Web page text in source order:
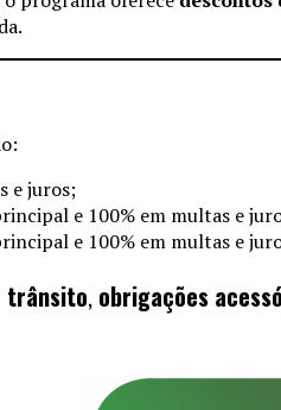
e juros;
e 100% em multas e
e 100% em multas e
trânsito, obrigações